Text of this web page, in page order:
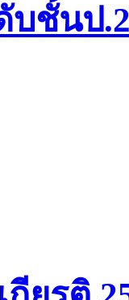
บชั้นป